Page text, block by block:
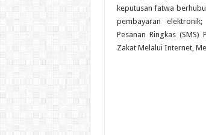
keputusan fatwa
pembayaran
Pesanan Ringkas
Zakat Melalui Internet,